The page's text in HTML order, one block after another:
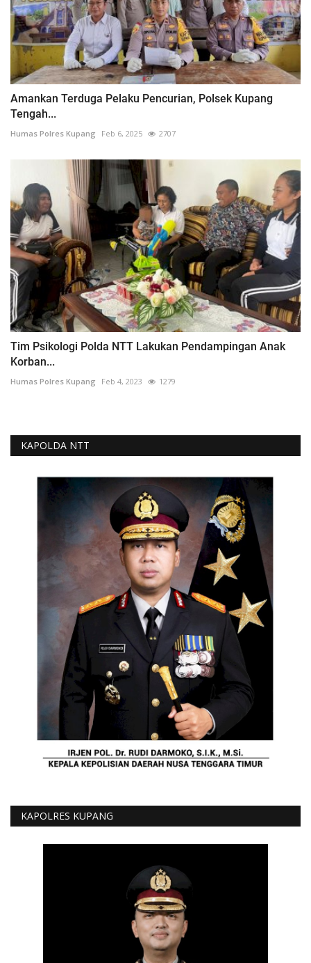
Amankan Terduga Pelaku Pencurian, Polsek Kupang
Tengah...
Humas Polres Kupang Feb 6, 2025 2707
Tim Psikologi Polda NTT Lakukan Pendampingan Anak
Korban...
Humas Polres Kupang Feb 4, 2023 1279
KAPOLDA NTT
KAPOLRES KUPANG